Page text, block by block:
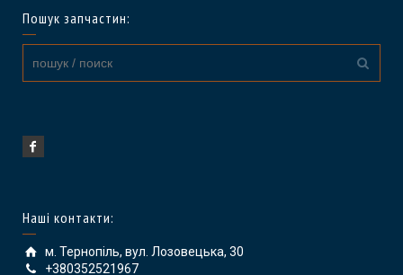
Пошук запчастин:
Наші контакти:
м. Тернопіль, вул. Лозовецька, 30
+380352521967